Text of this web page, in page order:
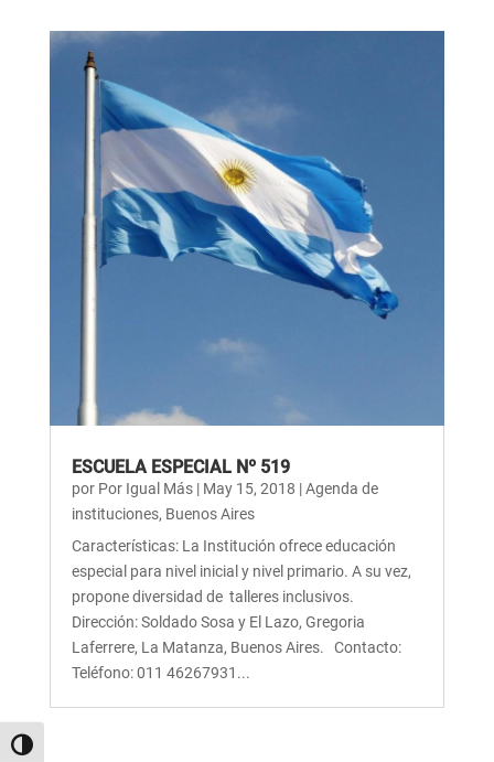
Alternar alto contraste
ESCUELA ESPECIAL Nº 519
por Por Igual Más| May 15, 2018 |Agenda de
instituciones, Buenos Aires
Características: La Institución ofrece educación
especial para nivel inicial y nivel primario. A su vez,
propone diversidad de talleres inclusivos.
Dirección: Soldado Sosa y El Lazo, Gregoria
Laferrere, La Matanza, Buenos Aires. Contacto:
Teléfono: 011 46267931...